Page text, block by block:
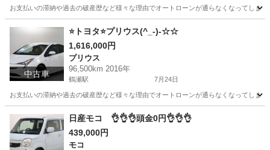
お支払いの滞納や過去の破産歴など様々な理由でオートローンが通らなくなってしま
埼玉 川越市 川越駅 ワゴンＲ ワゴンR
中古車
⭐トヨタ⭐プリウス(^_-)-☆☆
1,616,000円
プリウス
96,500km 2016年
鶴瀬駅 7月24日
お支払いの滞納や過去の破産歴など様々な理由でオートローンが通らなくなってしま
埼玉 所沢市 鶴瀬駅 プリウス オトロン
日産モコ 👌👌👌頭金0円👌👌👌
439,000円
モコ